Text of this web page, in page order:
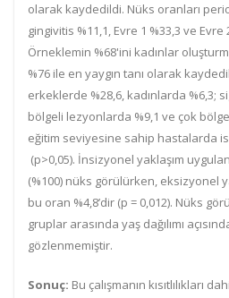
olarak kaydedildi. Nüks oranları
gingivitis %11,1, Evre 1 %33,3 ve
Örneklemin %68'ini kadınlar
%76 ile en yaygın tanı olarak
erkeklerde %28,6, kadınlarda %6,3;
bölgeli lezyonlarda %9,1 ve çok
eğitim seviyesine sahip hastalarda
(p>0,05). İnsizyonel yaklaşım
(%100) nüks görülürken, eksizyonel
bu oran %4,8’dir (p = 0,012). Nüks
gruplar arasında yaş dağılımı
gözlenmemiştir.
Sonuç: Bu çalışmanın kısıtlılıkları